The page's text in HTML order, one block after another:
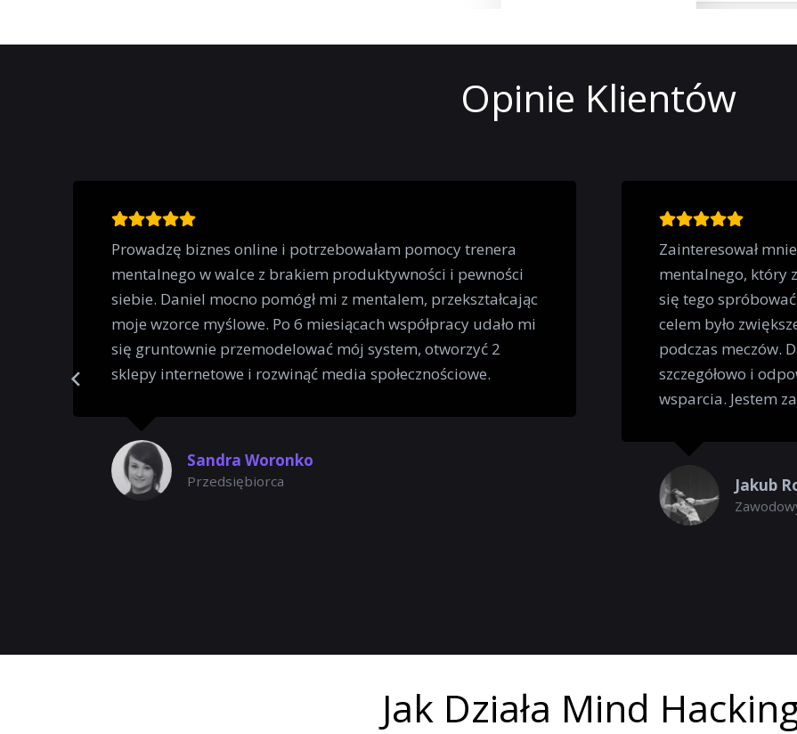
Opinie Klientów
Prowadzę biznes online i potrzebowałam pomocy trenera
mentalnego w walce z brakiem produktywności i pewności
siebie. Daniel mocno pomógł mi z mentalem, przekształcając
moje wzorce myślowe. Po 6 miesiącach współpracy udało mi
się gruntownie przemodelować mój system, otworzyć 2
sklepy internetowe i rozwinąć media społecznościowe.
Sandra Woronko
Przedsiębiorca
Zainteresował
mentalnego, który
się tego
celem było
podczas meczów.
szczegółowo i
wsparcia. Jestem
Jakub
Jak Działa Mind